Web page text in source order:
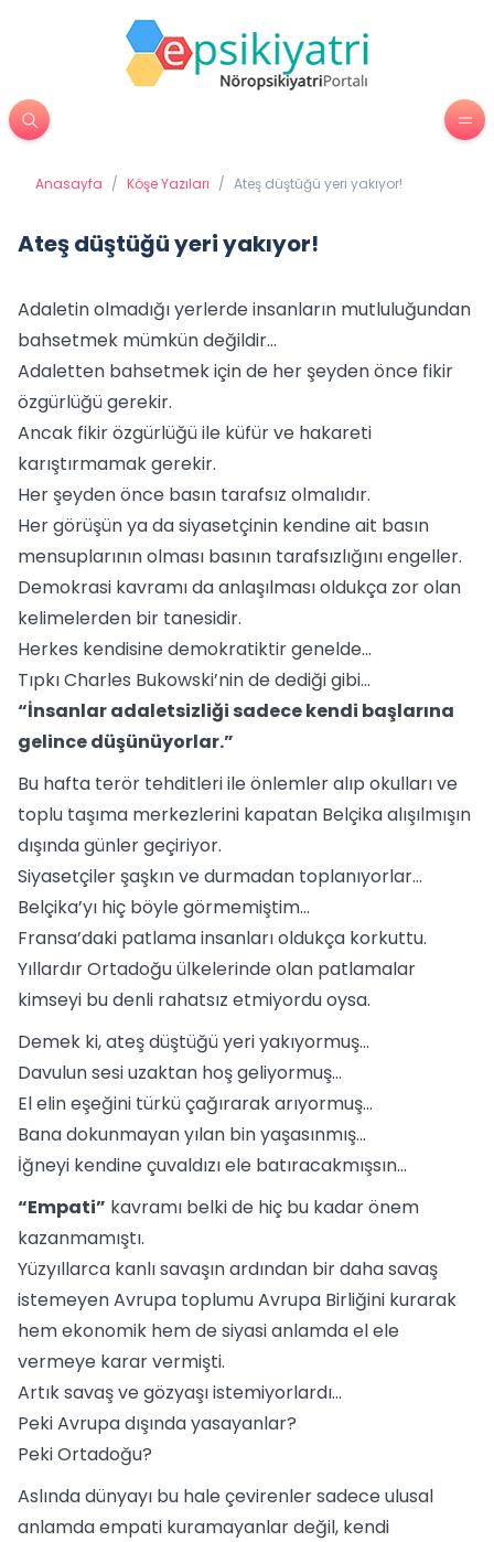
Anasayfa / Köşe Yazıları / Ateş düştüğü yeri yakıyor!
Ateş düştüğü yeri yakıyor!
Adaletin olmadığı yerlerde insanların mutluluğundan
bahsetmek mümkün değildir…
Adaletten bahsetmek için de her şeyden önce fikir
özgürlüğü gerekir.
Ancak fikir özgürlüğü ile küfür ve hakareti
karıştırmamak gerekir.
Her şeyden önce basın tarafsız olmalıdır.
Her görüşün ya da siyasetçinin kendine ait basın
mensuplarının olması basının tarafsızlığını engeller.
Demokrasi kavramı da anlaşılması oldukça zor olan
kelimelerden bir tanesidir.
Herkes kendisine demokratiktir genelde...
Tıpkı Charles Bukowski’nin de dediği gibi...
“İnsanlar adaletsizliği sadece kendi başlarına
gelince düşünüyorlar.”
Bu hafta terör tehditleri ile önlemler alıp okulları ve
toplu taşıma merkezlerini kapatan Belçika alışılmışın
dışında günler geçiriyor.
Siyasetçiler şaşkın ve durmadan toplanıyorlar...
Belçika’yı hiç böyle görmemiştim...
Fransa’daki patlama insanları oldukça korkuttu.
Yıllardır Ortadoğu ülkelerinde olan patlamalar
kimseyi bu denli rahatsız etmiyordu oysa.
Demek ki, ateş düştüğü yeri yakıyormuş...
Davulun sesi uzaktan hoş geliyormuş...
El elin eşeğini türkü çağırarak arıyormuş...
Bana dokunmayan yılan bin yaşasınmış...
İğneyi kendine çuvaldızı ele batıracakmışsın...
“Empati” kavramı belki de hiç bu kadar önem
kazanmamıştı.
Yüzyıllarca kanlı savaşın ardından bir daha savaş
istemeyen Avrupa toplumu Avrupa Birliğini kurarak
hem ekonomik hem de siyasi anlamda el ele
vermeye karar vermişti.
Artık savaş ve gözyaşı istemiyorlardı...
Peki Avrupa dışında yasayanlar?
Peki Ortadoğu?
Aslında dünyayı bu hale çevirenler sadece ulusal
anlamda empati kuramayanlar değil, kendi